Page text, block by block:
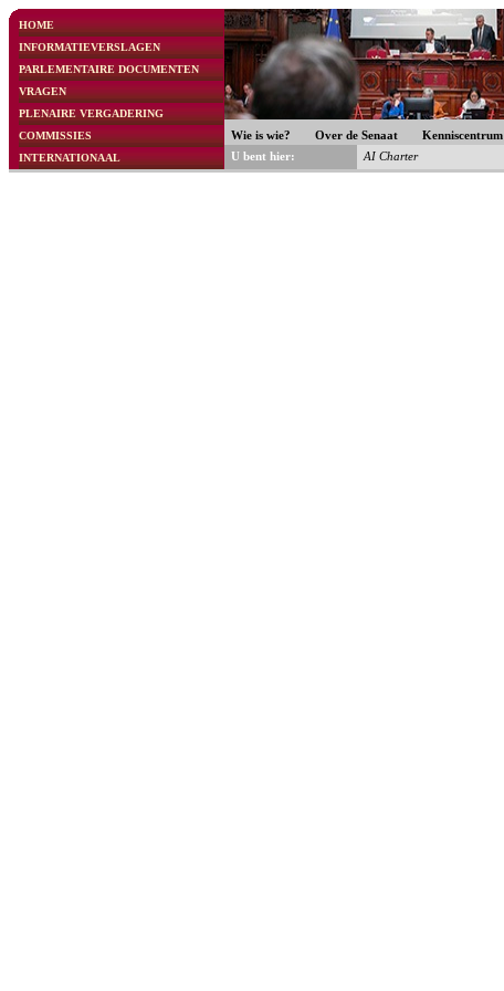
HOME
INFORMATIEVERSLAGEN
PARLEMENTAIRE DOCUMENTEN
VRAGEN
PLENAIRE VERGADERING
COMMISSIES
INTERNATIONAAL
Wie is wie? Over de Senaat Kenniscentrum
U bent hier:
AI Charter